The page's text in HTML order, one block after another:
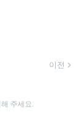
이전
주세요.